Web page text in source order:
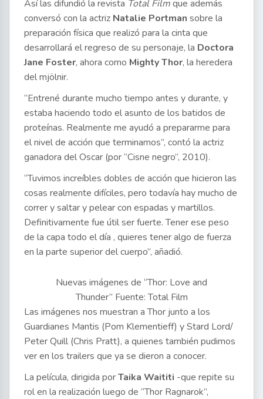
Así las difundió la revista Total Filmque además
conversó con la actriz Natalie Portman sobre la
preparación física que realizó para la cinta que
desarrollará el regreso de su personaje, la Doctora
Jane Foster, ahora como Mighty Thor, la heredera
del mjölnir.
“Entrené durante mucho tiempo antes y durante, y
estaba haciendo todo el asunto de los batidos de
proteínas. Realmente me ayudó a prepararme para
el nivel de acción que terminamos”, contó la actriz
ganadora del Oscar (por “Cisne negro”, 2010).
“Tuvimos increíbles dobles de acción que hicieron las
cosas realmente difíciles, pero todavía hay mucho de
correr y saltar y pelear con espadas y martillos.
Definitivamente fue útil ser fuerte. Tener ese peso
de la capa todo el día , quieres tener algo de fuerza
en la parte superior del cuerpo”, añadió.
Nuevas imágenes de “Thor: Love and
Thunder” Fuente: Total Film
Las imágenes nos muestran a Thor junto a los
Guardianes Mantis (Pom Klementieff) y Stard Lord/
Peter Quill (Chris Pratt), a quienes también pudimos
ver en los trailers que ya se dieron a conocer.
La película, dirigida porTaika Waititi -que repite su
rol en la realización luego de “Thor Ragnarok”,